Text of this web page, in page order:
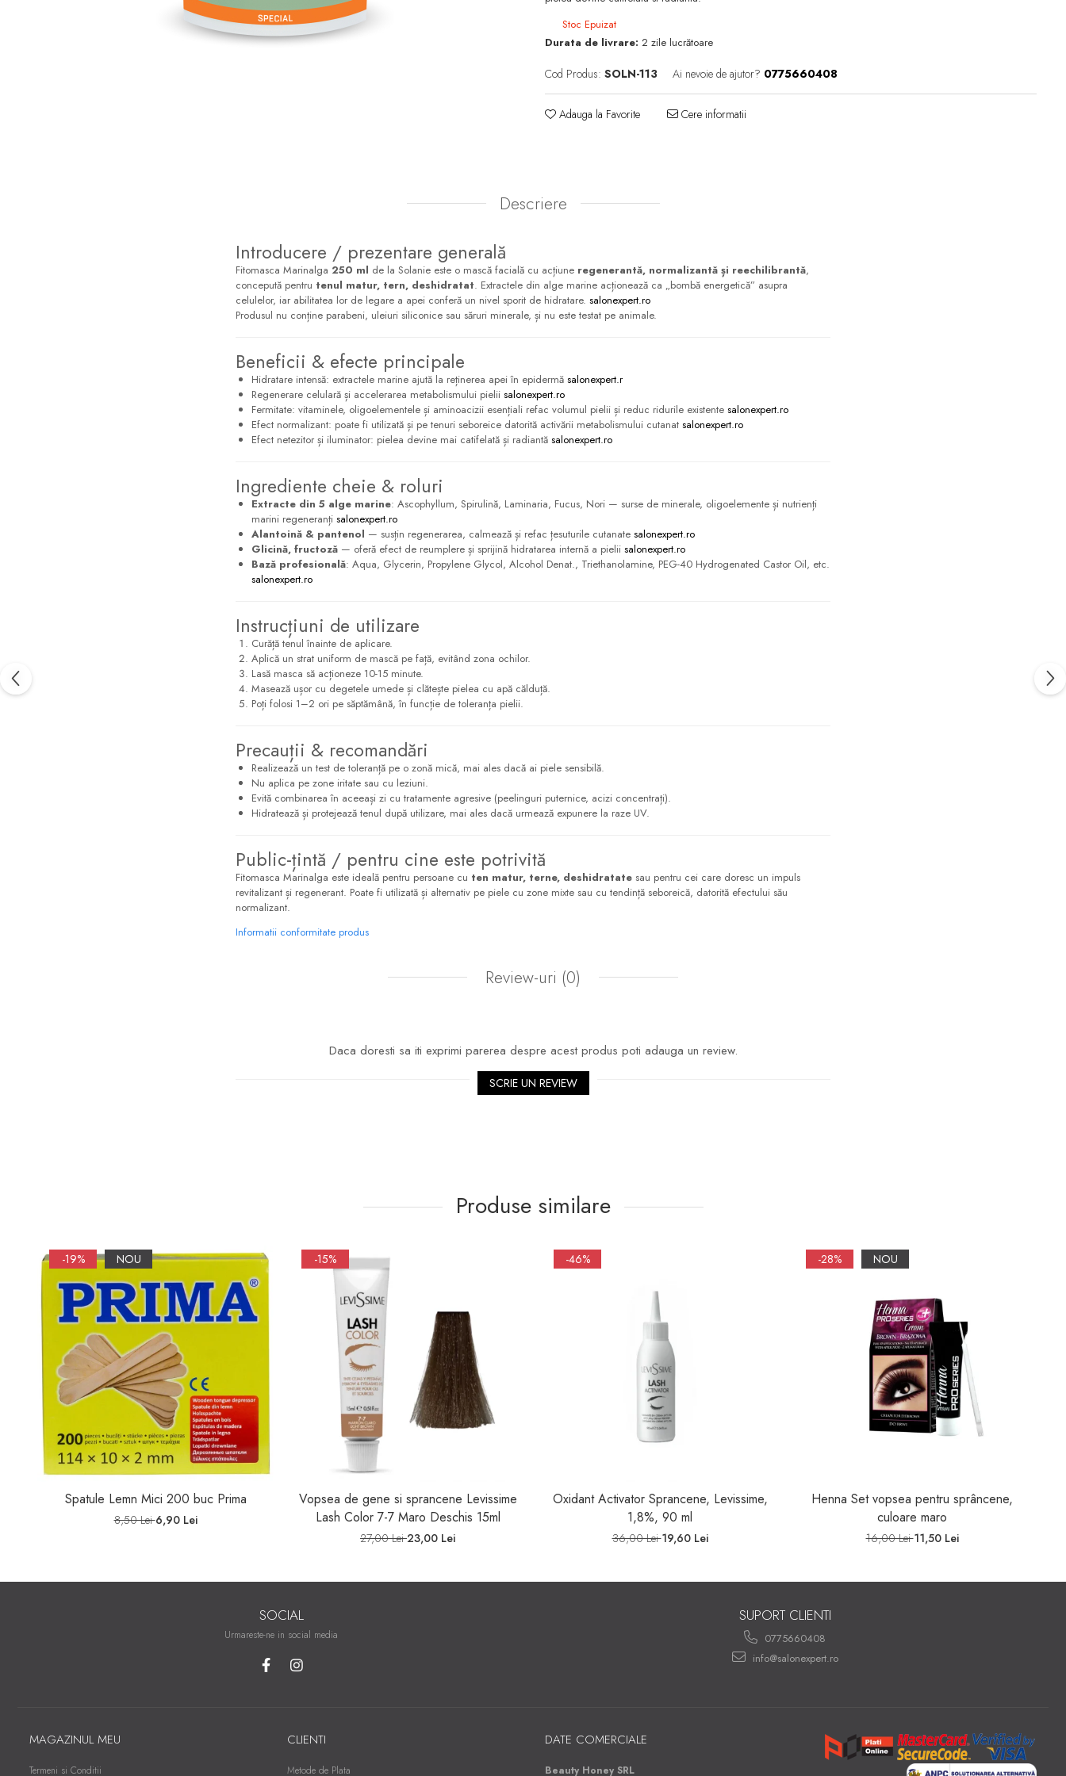
Stoc Epuizat
Durata de livrare: 2 zile lucrătoare
Cod Produs: SOLN-113 Ai nevoie de ajutor? 0775660408
Adauga la Favorite Cere informatii
Descriere
Introducere / prezentare generală
Fitomasca Marinalga 250 ml de la Solanie este o mască facială cu acțiune regenerantă, normalizantă și reechilibrantă,
concepută pentru tenul matur, tern, deshidratat. Extractele din alge marine acționează ca „bom­bă energetică” asupra
celulelor, iar abilitatea lor de legare a apei conferă un nivel sporit de hidratare. salonexpert.ro
Produsul nu conține parabeni, uleiuri siliconice sau săruri minerale, și nu este testat pe animale.
Beneficii & efecte principale
Hidratare intensă: extractele marine ajută la reținerea apei în epidermă salonexpert.r
Regenerare celulară și accelerarea metabolismului pielii salonexpert.ro
Fermitate: vitaminele, oligoelementele și aminoacizii esențiali refac volumul pielii și reduc ridurile existente salonexpert.ro
Efect normalizant: poate fi utilizată și pe tenuri seboreice datorită activării metabolismului cutanat salonexpert.ro
Efect netezitor și iluminator: pielea devine mai catifelată și radiantă salonexpert.ro
Ingrediente cheie & roluri
Extracte din 5 alge marine: Ascophyllum, Spirulină, Laminaria, Fucus, Nori — surse de minerale, oligoelemente și nutrienți
marini regeneranți salonexpert.ro
Alantoină & pantenol — susțin regenerarea, calmează și refac țesuturile cutanate salonexpert.ro
Glicină, fructoză — oferă efect de reumplere și sprijină hidratarea internă a pielii salonexpert.ro
Bază profesională: Aqua, Glycerin, Propylene Glycol, Alcohol Denat., Triethanolamine, PEG-40 Hydrogenated Castor Oil, etc.
salonexpert.ro
Instrucțiuni de utilizare
Curăță tenul înainte de aplicare.
Aplică un strat uniform de mască pe față, evitând zona ochilor.
Lasă masca să acționeze 10-15 minute.
Masează ușor cu degetele umede și clătește pielea cu apă călduță.
Poți folosi 1–2 ori pe săptămână, în funcție de toleranța pielii.
Precauții & recomandări
Realizează un test de toleranță pe o zonă mică, mai ales dacă ai piele sensibilă.
Nu aplica pe zone iritate sau cu leziuni.
Evită combinarea în aceeași zi cu tratamente agresive (peelinguri puternice, acizi concentrați).
Hidratează și protejează tenul după utilizare, mai ales dacă urmează expunere la raze UV.
Public-țintă / pentru cine este potrivită
Fitomasca Marinalga este ideală pentru persoane cu ten matur, terne, deshidratate sau pentru cei care doresc un impuls
revitalizant și regenerant. Poate fi utilizată și alternativ pe piele cu zone mixte sau cu tendință seboreică, datorită efectului său
normalizant.
Informatii conformitate produs
Review-uri (0)
Daca doresti sa iti exprimi parerea despre acest produs poti adauga un review.
SCRIE UN REVIEW
Produse similare
-19% NOU
Spatule Lemn Mici 200 buc Prima
8,50 Lei6,90 Lei
-15%
Vopsea de gene si sprancene Levissime
Lash Color 7-7 Maro Deschis 15ml
27,00 Lei23,00 Lei
-46%
Oxidant Activator Sprancene, Levissime,
1,8%, 90 ml
36,00 Lei19,60 Lei
-28% NOU
Henna Set vopsea pentru sprâncene,
culoare maro
16,00 Lei11,50 Lei
SOCIAL
Urmareste-ne in social media
SUPORT CLIENTI
0775660408
info@salonexpert.ro
MAGAZINUL MEU
Termeni si Conditii
CLIENTI
Metode de Plata
DATE COMERCIALE
Beauty Honey SRL